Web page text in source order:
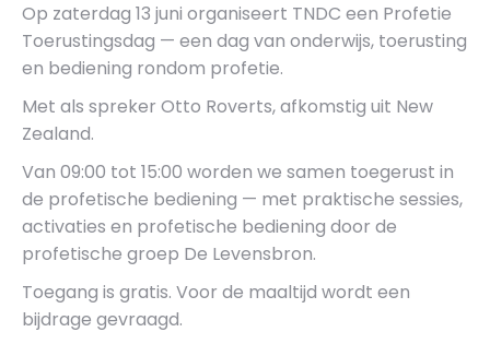
Op zaterdag 13 juni organiseert TNDC een Profetie
Toerustingsdag — een dag van onderwijs, toerusting
en bediening rondom profetie.
Met als spreker Otto Roverts, afkomstig uit New
Zealand.
Van 09:00 tot 15:00 worden we samen toegerust in
de profetische bediening — met praktische sessies,
activaties en profetische bediening door de
profetische groep De Levensbron.
Toegang is gratis. Voor de maaltijd wordt een
bijdrage gevraagd.